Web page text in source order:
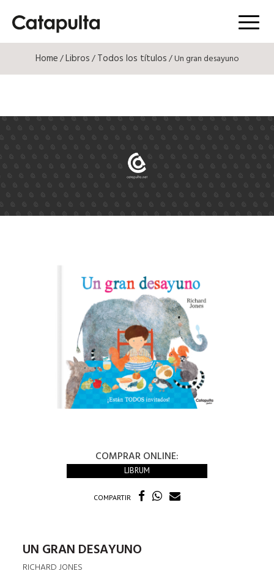
Menú
Home/Libros/Todos los títulos/ Un gran desayuno
COMPRAR ONLINE:
LIBRUM
COMPARTIR
UN GRAN DESAYUNO
RICHARD JONES